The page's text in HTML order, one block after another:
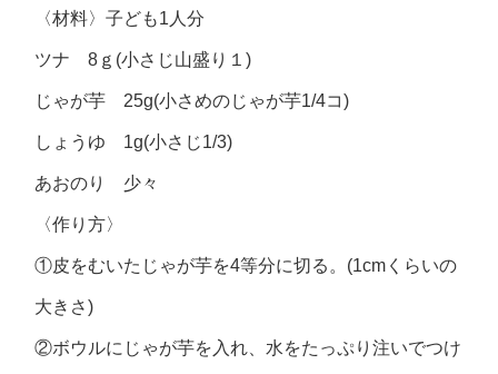
〈材料〉子ども1人分
ツナ 8ｇ(小さじ山盛り１)
じゃが芋 25g(小さめのじゃが芋1/4コ)
しょうゆ 1g(小さじ1/3)
あおのり 少々
〈作り方〉
①皮をむいたじゃが芋を4等分に切る。(1cmくらいの
大きさ)
②ボウルにじゃが芋を入れ、水をたっぷり注いでつけ